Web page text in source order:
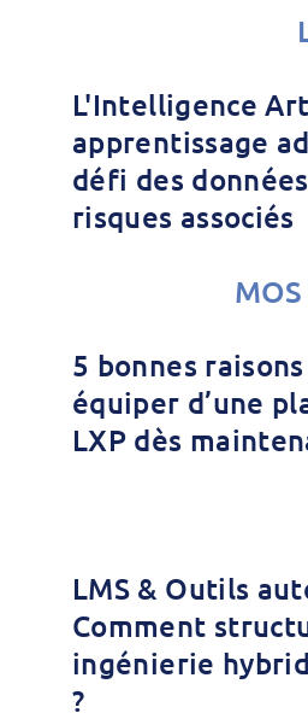
L'Intelligence
apprentissage
défi des
risques associés
5 bonnes
équiper d’une
LXP dès
LMS & Outils
Comment
ingénierie
?